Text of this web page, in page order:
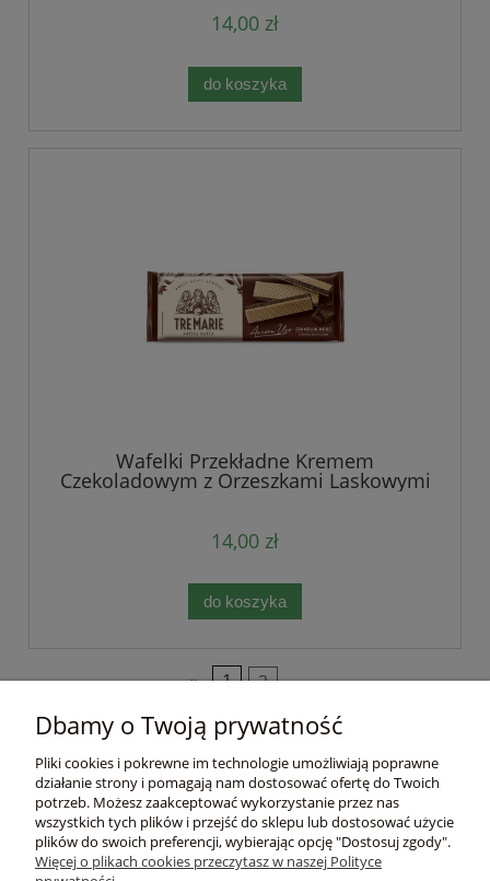
14,00 zł
do koszyka
Wafelki Przekładne Kremem
Czekoladowym z Orzeszkami Laskowymi
14,00 zł
do koszyka
« 1 2 »
Pomoc
Moje konto
Płatności i dostawa
Dbamy o Twoją prywatność
Pliki cookies i pokrewne im technologie umożliwiają poprawne
działanie strony i pomagają nam dostosować ofertę do Twoich
potrzeb. Możesz zaakceptować wykorzystanie przez nas
wszystkich tych plików i przejść do sklepu lub dostosować użycie
plików do swoich preferencji, wybierając opcję "Dostosuj zgody".
Więcej o plikach cookies przeczytasz w naszej Polityce